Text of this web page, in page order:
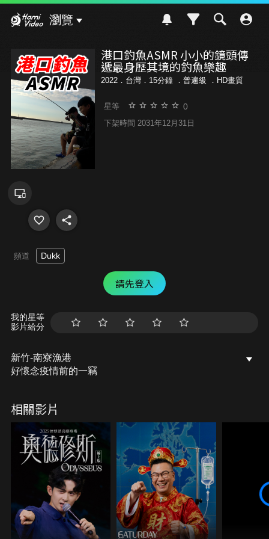
瀏覽
港口釣魚ASMR 小小的鏡頭傳
遞最身歷其境的釣魚樂趣
2022．台灣．15分鐘 ． 普遍級 ．HD畫質
星等 0
下架時間 2031年12月31日
頻道 Dukk
請先登入
我的星等
影片給分
新竹-南寮漁港
好懷念疫情前的一竊
相關影片